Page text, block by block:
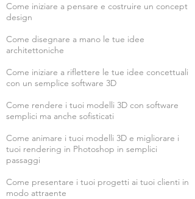
Come iniziare a pensare e costruire un concept
design
Come disegnare a mano le tue idee
architettoniche
Come iniziare a riflettere le tue idee concettuali
con un semplice software 3D
Come rendere i tuoi modelli 3D con software
semplici ma anche sofisticati
Come animare i tuoi modelli 3D e migliorare i
tuoi rendering in Photoshop in semplici
passaggi
Come presentare i tuoi progetti ai tuoi clienti in
modo attraente